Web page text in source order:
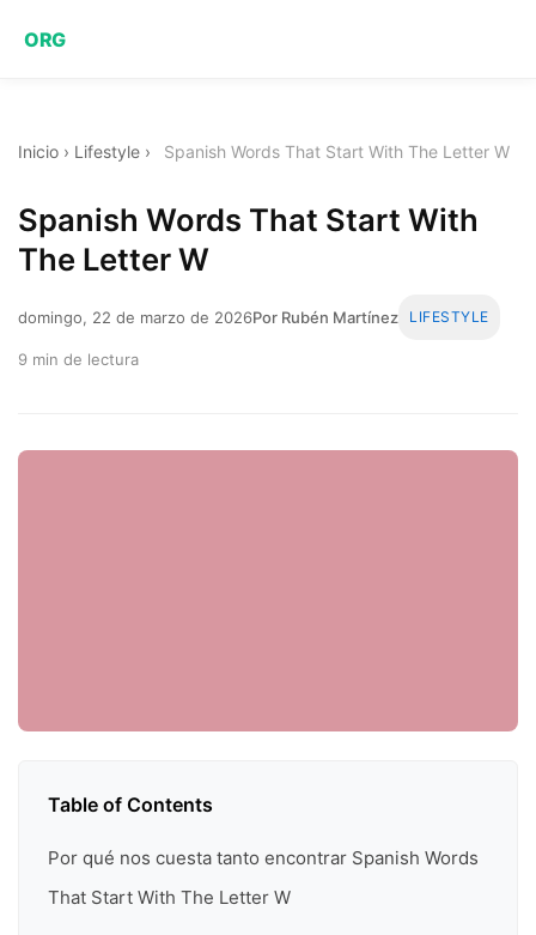
ORG
Inicio › Lifestyle › Spanish Words That Start With The Letter W
Spanish Words That Start With
The Letter W
domingo, 22 de marzo de 2026Por Rubén Martínez LIFESTYLE
9 min de lectura
Table of Contents
Por qué nos cuesta tanto encontrar Spanish Words
That Start With The Letter W